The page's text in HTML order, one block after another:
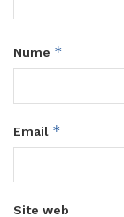
Nume *
Email *
Site web